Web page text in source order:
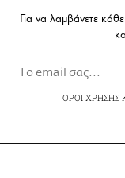
Για να λαμβάνετε
ΟΡΟΙ ΧΡΗΣΗΣ